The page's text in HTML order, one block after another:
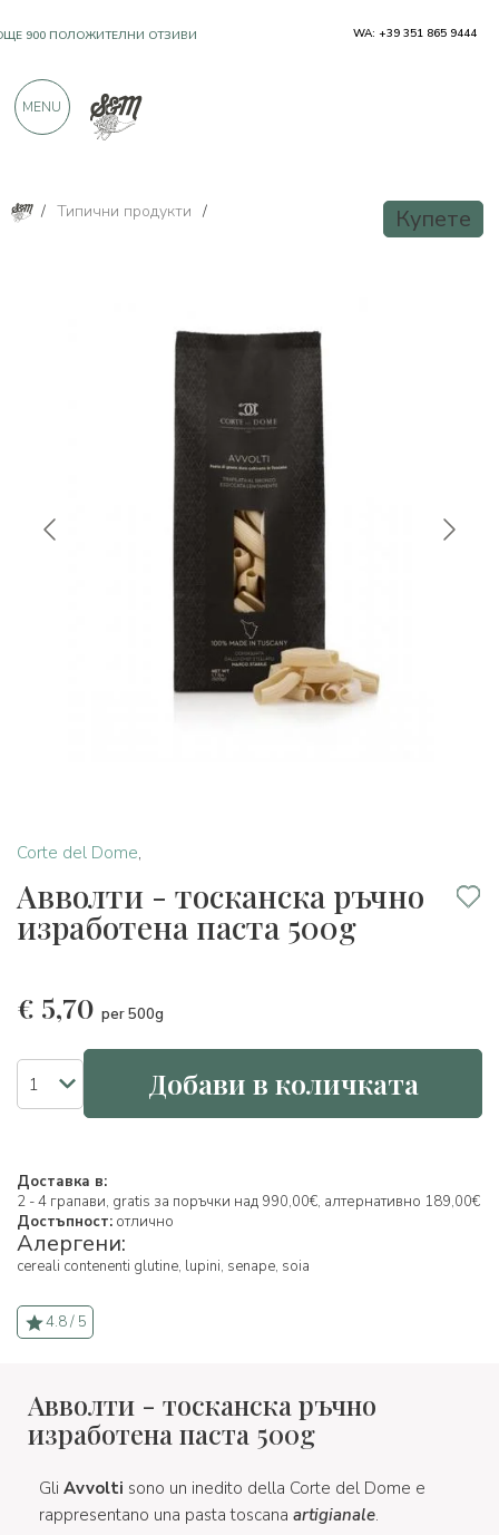
/ Типични продукти / Купете
Corte del Dome,
Авволти - тосканска ръчно
изработена паста 500g
€ 5,70 per 500g
Добави в количката
Доставка в:
2 - 4 грапави, gratis за поръчки над 990,00€, алтернативно 189,00€
Достъпност: отлично
Алергени:
cereali contenenti glutine, lupini, senape, soia
4.8 / 5
Авволти - тосканска ръчно
изработена паста 500g
Gli Avvolti sono un inedito della Corte del Dome e
rappresentano una pasta toscana artigianale.
900 ПОЛОЖИТЕЛНИ ОТЗИВИ WA: +39 351 865 9444
MENU